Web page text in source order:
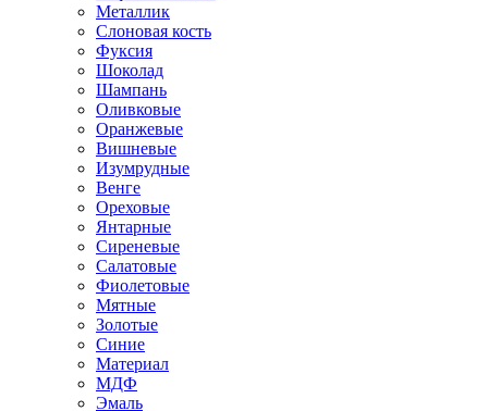
Металлик
Слоновая кость
Фуксия
Шоколад
Шампань
Оливковые
Оранжевые
Вишневые
Изумрудные
Венге
Ореховые
Янтарные
Сиреневые
Салатовые
Фиолетовые
Мятные
Золотые
Синие
Материал
МДФ
Эмаль